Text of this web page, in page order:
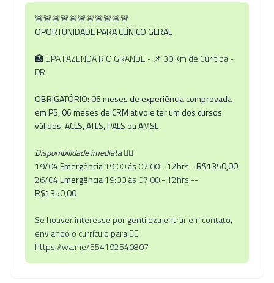
🚨🚨🚨🚨🚨🚨🚨🚨🚨🚨🚨
OPORTUNIDADE PARA CLÍNICO GERAL
🏥 UPA FAZENDA RIO GRANDE - 📌 30 Km de Curitiba -
PR
OBRIGATÓRIO: 06 meses de experiência comprovada
em PS, 06 meses de CRM ativo e ter um dos cursos
válidos: ACLS, ATLS, PALS ou AMSL
Disponibilidade imediata👇🏼
19/04Emergência19:00 ás 07:00 - 12hrs -R$1350,00
26/04Emergência19:00 ás 07:00 - 12hrs --
R$1350,00
Se houver interesse por gentileza entrar em contato,
enviando o currículo para:👇🏼
https://wa.me/554192540807